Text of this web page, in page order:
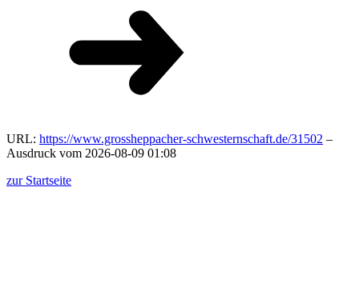
URL: https://www.grossheppacher-schwesternschaft.de/31502 –
Ausdruck vom 2026-08-09 01:08
zur Startseite